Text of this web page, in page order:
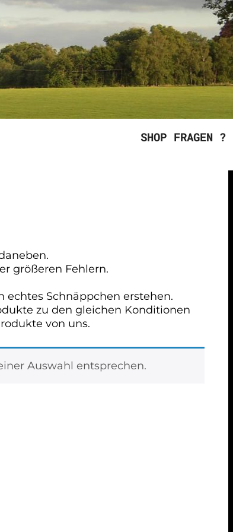
SHOP FRAGEN ?
größeren Fehlern.
echtes Schnäppchen erstehen.
zu den gleichen Konditionen
von uns.
Auswahl entsprechen.